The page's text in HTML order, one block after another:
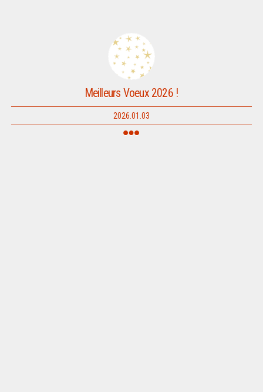
Meilleurs Voeux 2026 !
2026.01.03